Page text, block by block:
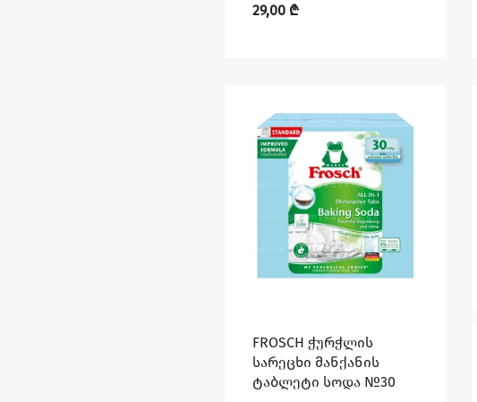
29,00 ₾
FROSCH ჭურჭლის
სარეცხი მანქანის
ტაბლეტი სოდა №30